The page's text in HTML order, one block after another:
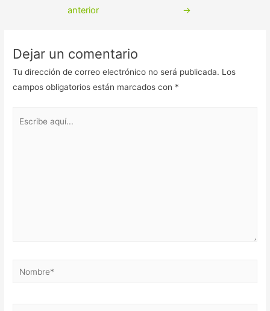
anterior
→
Dejar un comentario
Tu dirección de correo electrónico no será publicada. Los
campos obligatorios están marcados con *
Nombre*